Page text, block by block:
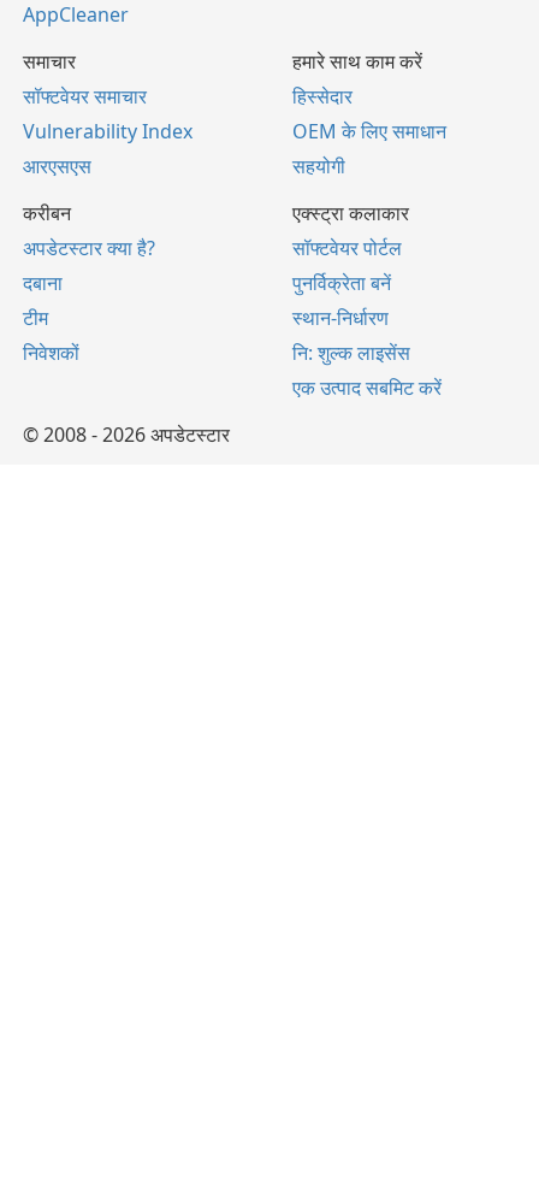
AppCleaner
समाचार
सॉफ्टवेयर समाचार
Vulnerability Index
आरएसएस
हमारे साथ काम करें
हिस्सेदार
OEM के लिए समाधान
सहयोगी
करीबन
अपडेटस्टार क्या है?
दबाना
टीम
निवेशकों
एक्स्ट्रा कलाकार
सॉफ्टवेयर पोर्टल
पुनर्विक्रेता बनें
स्थान-निर्धारण
नि: शुल्क लाइसेंस
एक उत्पाद सबमिट करें
© 2008 - 2026 अपडेटस्टार